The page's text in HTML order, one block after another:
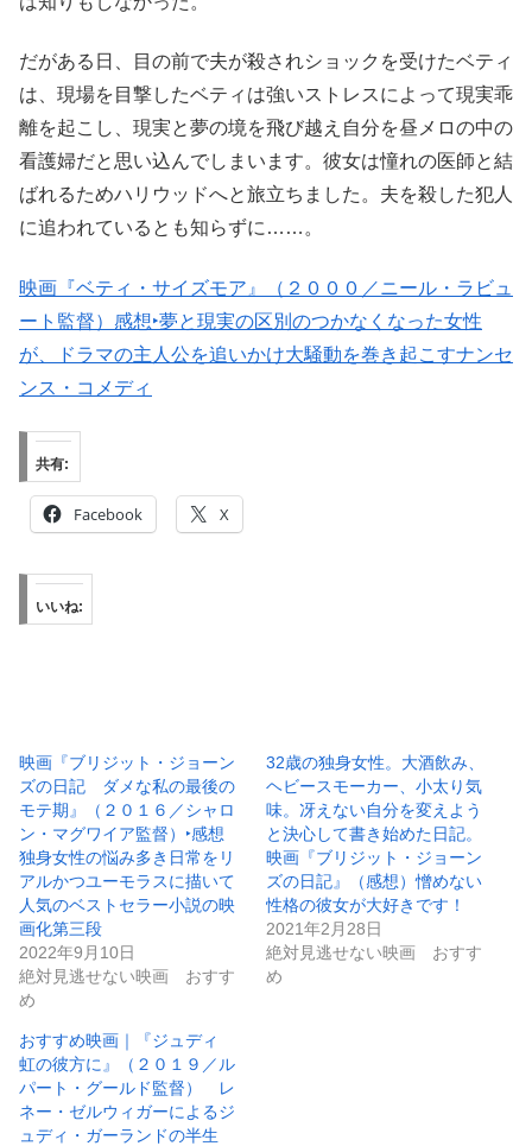
だがある日、目の前で夫が殺されショックを受けたベティ
は、現場を目撃したベティは強いストレスによって現実乖
離を起こし、現実と夢の境を飛び越え自分を昼メロの中の
看護婦だと思い込んでしまいます。彼女は憧れの医師と結
ばれるためハリウッドへと旅立ちました。夫を殺した犯人
に追われているとも知らずに……。
映画『ベティ・サイズモア』（２０００／ニール・ラビュ
ート監督）感想‣夢と現実の区別のつかなくなった女性
が、ドラマの主人公を追いかけ大騒動を巻き起こすナンセ
ンス・コメディ
共有:
Facebook X
いいね:
映画『ブリジット・ジョーン
ズの日記 ダメな私の最後の
モテ期』（２０１６／シャロ
ン・マグワイア監督）‣感想
独身女性の悩み多き日常をリ
アルかつユーモラスに描いて
人気のベストセラー小説の映
画化第三段
2022年9月10日
絶対見逃せない映画 おすす
め
32歳の独身女性。大酒飲み、
ヘビースモーカー、小太り気
味。冴えない自分を変えよう
と決心して書き始めた日記。
映画『ブリジット・ジョーン
ズの日記』（感想）憎めない
性格の彼女が大好きです！
2021年2月28日
絶対見逃せない映画 おすす
め
おすすめ映画｜『ジュディ
虹の彼方に』（２０１９／ル
パート・グールド監督） レ
ネー・ゼルウィガーによるジ
ュディ・ガーランドの半生